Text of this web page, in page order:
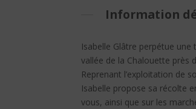
Information
Isabelle Glâtre perpétue
vallée de la Chalouette près
Reprenant l’exploitation de
Isabelle propose sa récolte
vous, ainsi que sur les